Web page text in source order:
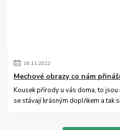
16.11.2022
Mechové obrazy co nám
Kousek přírody u vás doma, to
se stávají krásným doplňkem a tak